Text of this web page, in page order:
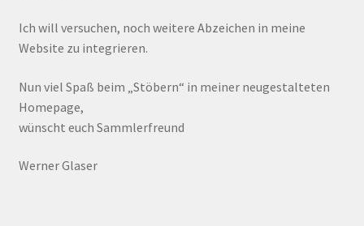
Ich will versuchen, noch weitere Abzeichen in meine
Website zu integrieren.
Nun viel Spaß beim „Stöbern“ in meiner neugestalteten
Homepage,
wünscht euch Sammlerfreund
Werner Glaser